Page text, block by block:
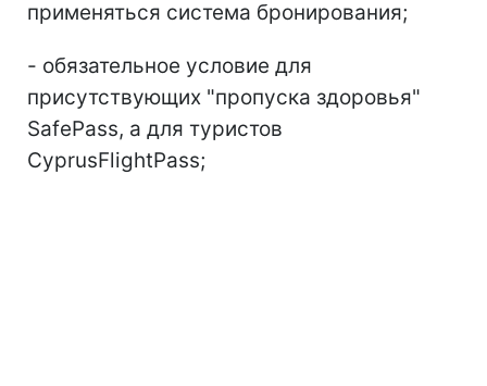
применяться система бронирования;
- обязательное условие для
присутствующих "пропуска здоровья"
SafePass, а для туристов
CyprusFlightPass;